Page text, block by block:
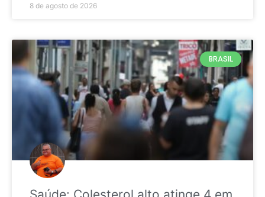
8 de agosto de 2026
BRASIL